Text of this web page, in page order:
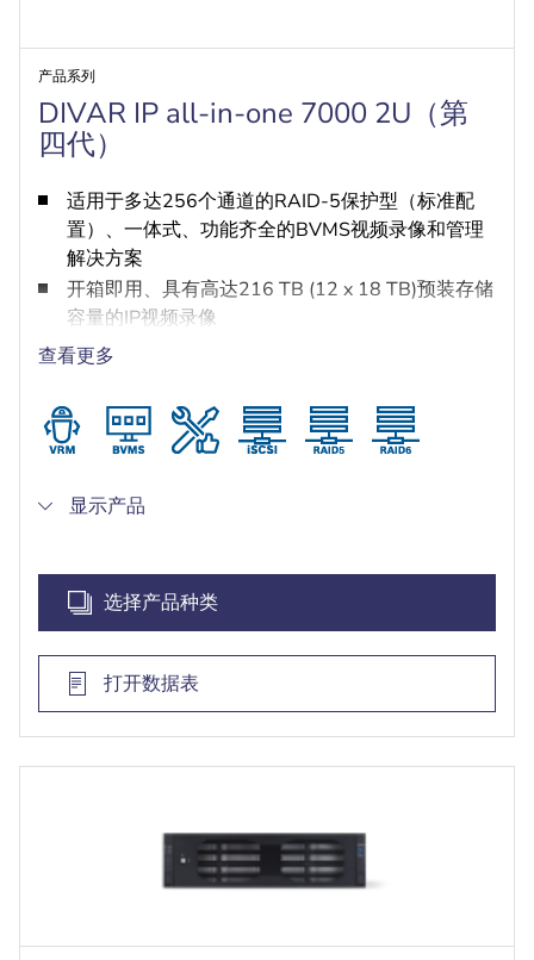
产品系列
DIVAR IP all-in-one 7000 2U（第
四代）
适用于多达256个通道的RAID-5保护型（标准配
置）、一体式、功能齐全的BVMS视频录像和管理
解决方案
开箱即用、具有高达216 TB (12 x 18 TB)预装存储
容量的IP视频录像
操作安全可靠 - 即时实时访问视频
采用DIVAR IP System Manager进行运行模式选
择、软件设置和升级
查看更多
显示产品
选择产品种类
打开数据表